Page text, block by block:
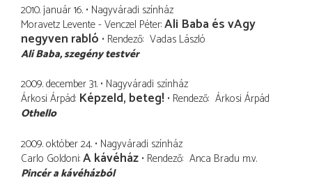
2010. január 16. Nagyváradi színház
Moravetz Levente - Venczel Péter Ali Baba és vAgy
negyven rabló Rendező Vadas László
Ali Baba szegény testvér
2009. december 31. Nagyváradi színház
Árkosi Árpád Képzeld, beteg! Rendező Árkosi Árpád
Othello
2009. október 24. Nagyváradi színház
Carlo Goldoni A kávéház Rendező Anca Bradu m.v.
Pincér a kávéházból